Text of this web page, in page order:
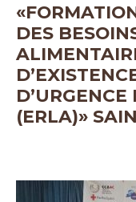
DES
(ERLA)»